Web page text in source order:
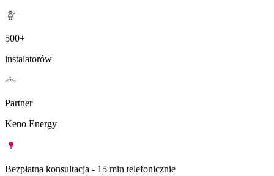
500+
instalatorów
Partner
Keno Energy
Bezpłatna konsultacja - 15 min telefonicznie